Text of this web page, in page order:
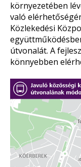
környezetében
való
Közlekedési
útvonalát. A
könnyebben